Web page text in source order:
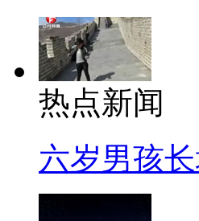
热点新闻
六岁男孩